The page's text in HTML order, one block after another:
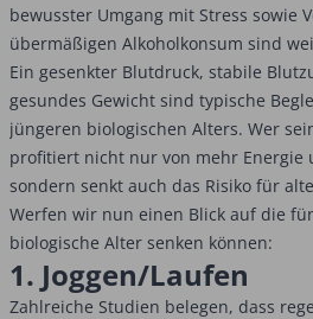
bewusster Umgang mit Stress sowie
übermäßigen Alkoholkonsum sind
Ein gesenkter Blutdruck, stabile
gesundes Gewicht sind typische
jüngeren biologischen Alters. Wer
profitiert nicht nur von mehr Energie
sondern senkt auch das Risiko für
Werfen wir nun einen Blick auf die
biologische Alter senken können:
1. Joggen/Laufen
Zahlreiche Studien belegen, dass